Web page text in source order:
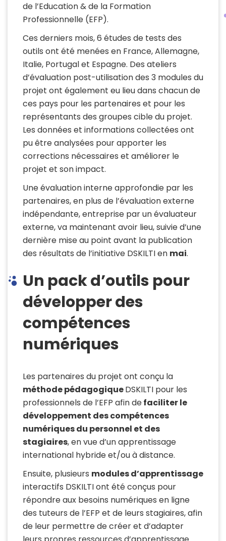
de l’Education & de la Formation
Professionnelle (EFP).
Ces derniers mois, 6 études de tests des
outils ont été menées en France, Allemagne,
Italie, Portugal et Espagne. Des ateliers
d’évaluation post-utilisation des 3 modules du
projet ont également eu lieu dans chacun de
ces pays pour les partenaires et pour les
représentants des groupes cible du projet.
Les données et informations collectées ont
pu être analysées pour apporter les
corrections nécessaires et améliorer le
projet et son impact.
Une évaluation interne approfondie par les
partenaires, en plus de l’évaluation externe
indépendante, entreprise par un évaluateur
externe, va maintenant avoir lieu, suivie d’une
dernière mise au point avant la publication
des résultats de l’initiative DSKILTIen mai.
Un pack d’outils pour
développer des
compétences
numériques
Les partenaires du projet ont conçu la
méthode pédagogiqueDSKILTI pour les
professionnels de l’EFP afin defaciliter le
développement des compétences
numériques du personnel et des
stagiaires, en vue d’un apprentissage
international hybride et/ou à distance.
Ensuite, plusieurs modules d’apprentissage
interactifs DSKILTIont été conçus pour
répondre aux besoins numériques en ligne
des tuteurs de l’EFP et de leurs stagiaires, afin
de leur permettre de créer et d’adapter